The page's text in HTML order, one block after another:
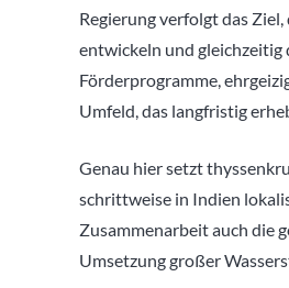
Regierung verfolgt das
entwickeln und gleichzeitig
Förderprogramme,
Umfeld, das langfristig
Genau hier setzt
schrittweise in Indien
Zusammenarbeit auch die
Umsetzung großer